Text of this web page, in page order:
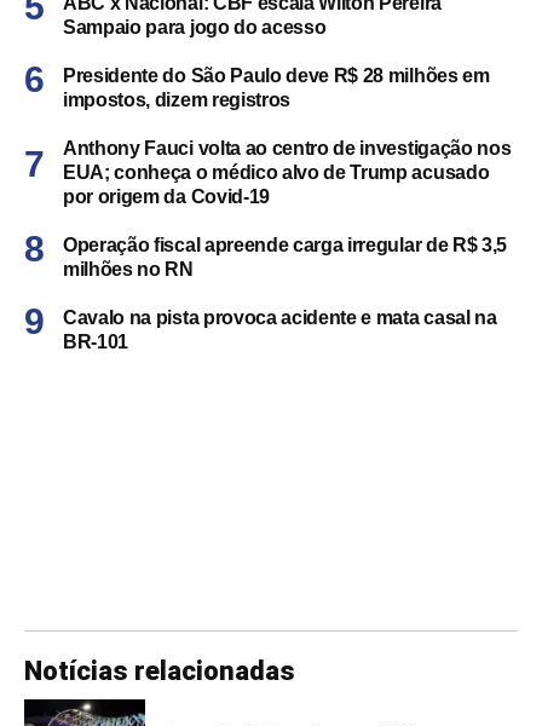
Sampaio para jogo do acesso
Presidente do São Paulo deve R$ 28 milhões em
impostos, dizem registros
Anthony Fauci volta ao centro de investigação nos
EUA; conheça o médico alvo de Trump acusado
por origem da Covid-19
Operação fiscal apreende carga irregular de R$ 3,5
milhões no RN
Cavalo na pista provoca acidente e mata casal na
BR-101
Notícias relacionadas